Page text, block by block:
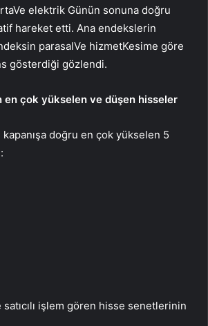
Ve elektrik Günün sonuna doğru
hareket etti. Ana endekslerin
parasalVe hizmetKesime göre
gösterdiği gözlendi.
en çok yükselen ve düşen hisseler
kapanışa doğru en çok yükselen 5
satıcılı işlem gören hisse senetlerinin